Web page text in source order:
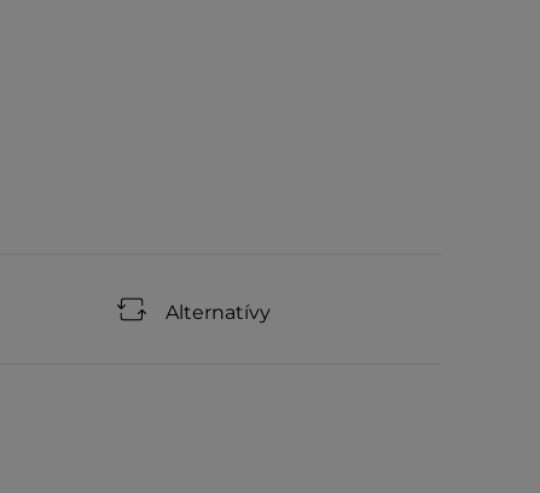
Alternatívy